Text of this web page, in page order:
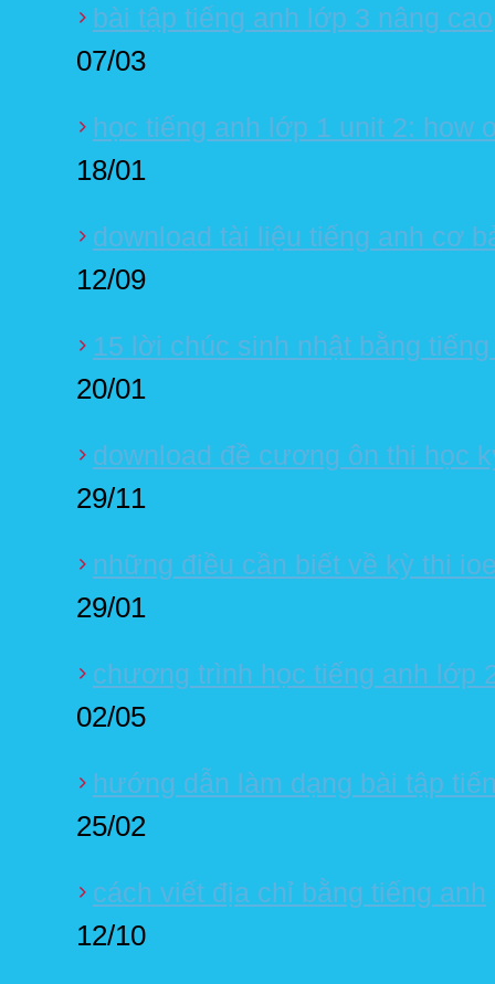
bài tập tiếng anh lớp 3 nâng cao
07/03
học tiếng anh lớp 1 unit 2: how
18/01
download tài liệu tiếng anh cơ
12/09
15 lời chúc sinh nhật bằng
20/01
download đề cương ôn thi học
29/11
những điều cần biết về kỳ thi
29/01
chương trình học tiếng anh lớp
02/05
hướng dẫn làm dạng bài tập
25/02
cách viết địa chỉ bằng tiếng anh
12/10